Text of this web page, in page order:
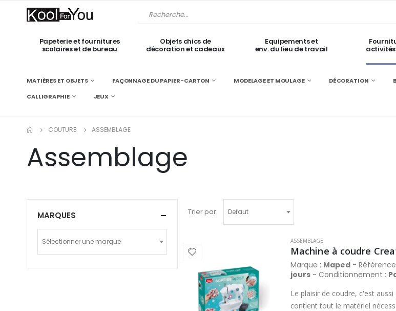
Papeterie et fournitures
scolaires et de bureau
Objets chics de
décoration et cadeaux
Equipements et
env. du lieu de travail
MATIÈRES ET OBJETS FAÇONNAGE DU PAPIER-CARTON MODELAGE ET MOULAGE DÉCORATION
CALLIGRAPHIE
JEUX
COUTURE ASSEMBLAGE
Assemblage
Trier par: Defaut
ASSEMBLAGE
Machine à coudre
Marque : Maped -
jours - Conditionnement :
Le plaisir de coudre, c'est
contient tout le matériel
MARQUES
Sélectionner une marque